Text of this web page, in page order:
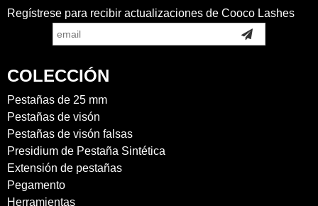
Regístrese para recibir actualizaciones de Cooco Lashes
COLECCIÓN
Pestañas de 25 mm
Pestañas de visón
Pestañas de visón falsas
Presidium de Pestaña Sintética
Extensión de pestañas
Pegamento
Herramientas